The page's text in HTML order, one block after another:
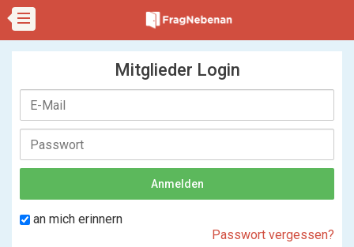
Mitglieder Login
an mich erinnern
Passwort vergessen?